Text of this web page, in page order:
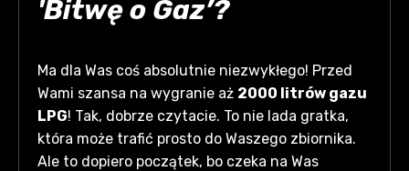
'Bitwę o Gaz’?
Ma dla Was coś absolutnie niezwykłego! Przed
Wami szansa na wygranie aż 2000 litrów gazu
LPG! Tak, dobrze czytacie. To nie lada gratka,
która może trafić prosto do Waszego zbiornika.
Ale to dopiero początek, bo czeka na Was